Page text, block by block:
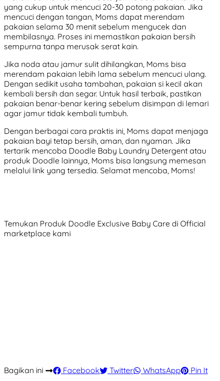
yang cukup untuk mencuci 20-30 potong pakaian. Jika
mencuci dengan tangan, Moms dapat merendam
pakaian selama 30 menit sebelum mengucek dan
membilasnya. Proses ini memastikan pakaian bersih
sempurna tanpa merusak serat kain.
Jika noda atau jamur sulit dihilangkan, Moms bisa
merendam pakaian lebih lama sebelum mencuci ulang.
Dengan sedikit usaha tambahan, pakaian si kecil akan
kembali bersih dan segar. Untuk hasil terbaik, pastikan
pakaian benar-benar kering sebelum disimpan di lemari
agar jamur tidak kembali tumbuh.
Dengan berbagai cara praktis ini, Moms dapat menjaga
pakaian bayi tetap bersih, aman, dan nyaman. Jika
tertarik mencoba Doodle Baby Laundry Detergent atau
produk Doodle lainnya, Moms bisa langsung memesan
melalui link yang tersedia. Selamat mencoba, Moms!
Temukan Produk Doodle Exclusive Baby Care di Official
marketplace kami
Bagikan ini Facebook Twitter WhatsApp Pin It